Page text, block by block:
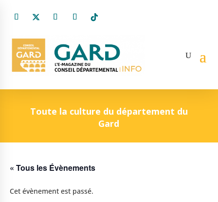
Toute la culture du département du
Gard
« Tous les Évènements
Cet évènement est passé.